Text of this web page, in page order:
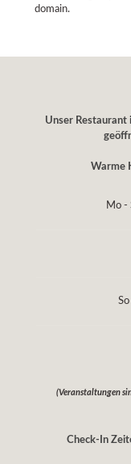
domain.
Unser Restaurant
Warme
Mo -
So
(Veranstaltungen
Check-In